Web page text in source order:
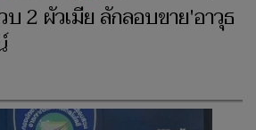
บ 2 ผัวเมีย ลักลอบขาย'อาวุธ